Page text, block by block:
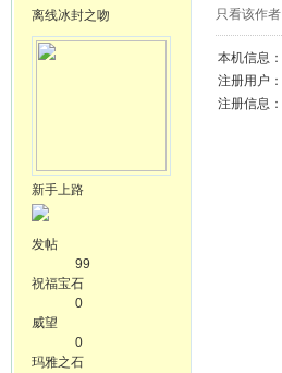
离线冰封之吻
新手上路
发帖
99
祝福宝石
0
威望
0
玛雅之石
只看该作者
本机信息：
注册用户：
注册信息：